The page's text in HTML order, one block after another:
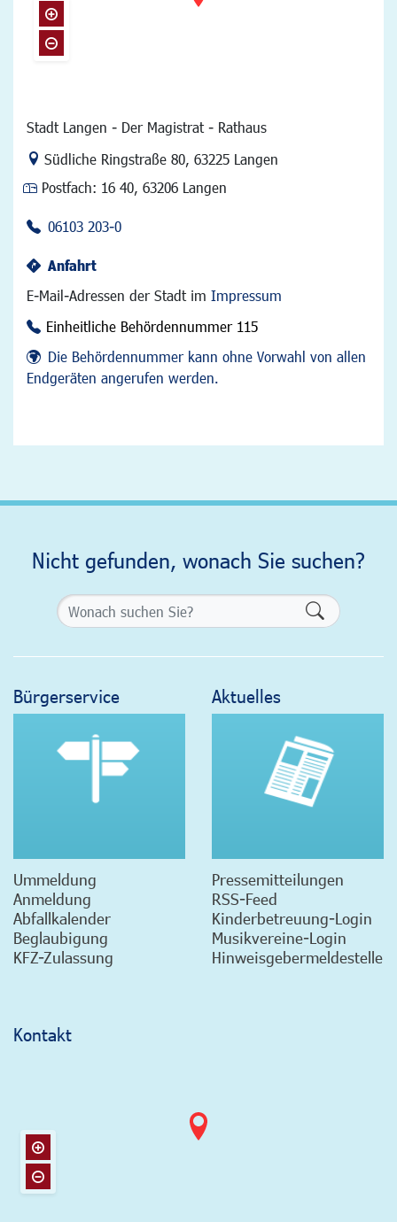
Stadt Langen - Der Magistrat - Rathaus
Link zur Google-Maps Navigation
Südliche Ringstraße 80, 63225 Langen
Postfach: 16 40, 63206 Langen
06103 203-0
Anfahrt
E-Mail-Adressen der Stadt im Impressum
Einheitliche Behördennummer 115
Die Behördennummer kann ohne Vorwahl von allen
Endgeräten angerufen werden.
Nicht gefunden, wonach Sie suchen?
Bürgerservice
Ummeldung
Anmeldung
Abfallkalender
Beglaubigung
KFZ-Zulassung
Aktuelles
Pressemitteilungen
RSS-Feed
Kinderbetreuung-Login
Musikvereine-Login
Hinweisgebermeldestelle
Kontakt